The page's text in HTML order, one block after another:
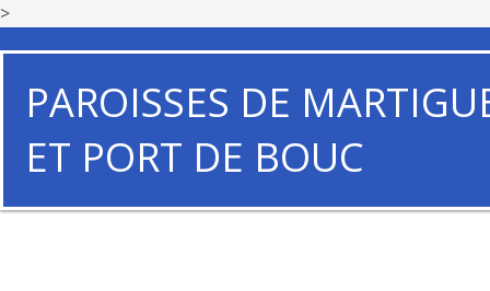
>
PAROISSES DE
ET PORT DE BOUC